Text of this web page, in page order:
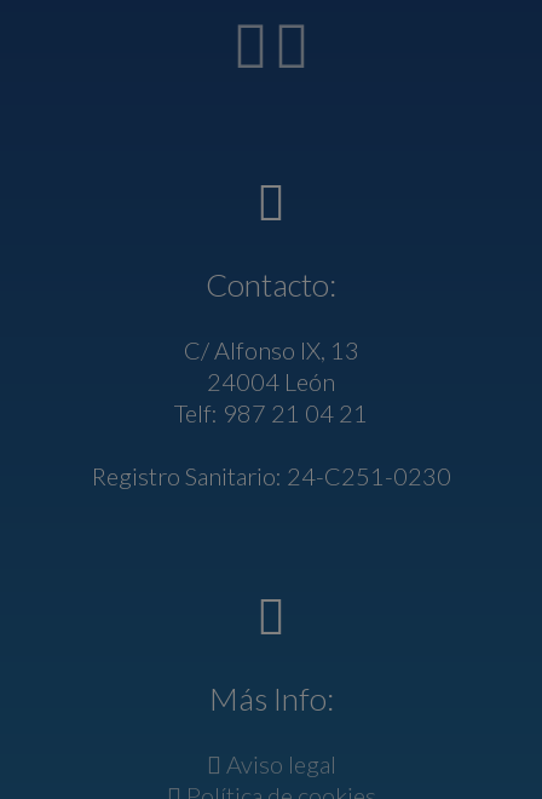
Contacto:
C/ Alfonso IX, 13
24004 León
Telf: 987 21 04 21
Registro Sanitario: 24-C251-0230
Más Info:
Aviso legal